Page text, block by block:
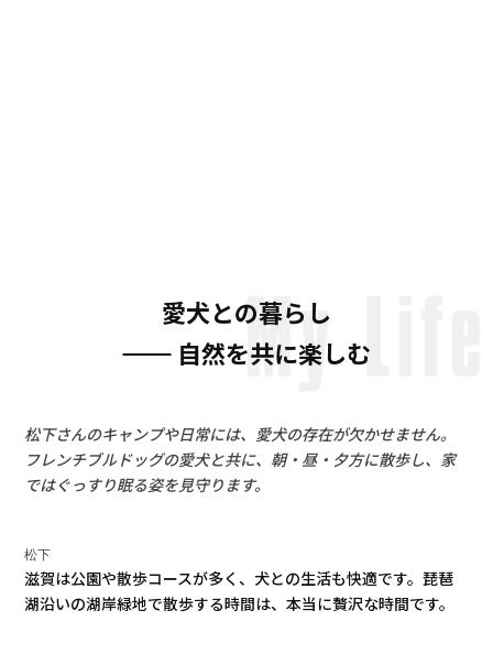
愛犬との暮らし
自然を共に楽しむ
松下さんのキャンプや日常には、愛犬の存在が欠かせません。
フレンチブルドッグの愛犬と共に、朝・昼・夕方に散歩し、家
ではぐっすり眠る姿を見守ります。
松下
滋賀は公園や散歩コースが多く、犬との生活も快適です。琵琶
湖沿いの湖岸緑地で散歩する時間は、本当に贅沢な時間です。